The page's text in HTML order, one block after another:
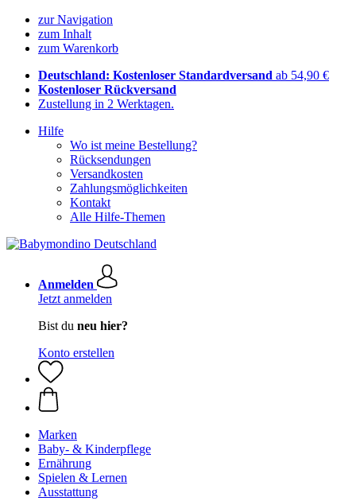
zur Navigation
zum Inhalt
zum Warenkorb
Deutschland: Kostenloser Standardversand ab 54,90 €
Kostenloser Rückversand
Zustellung in 2 Werktagen.
Hilfe
Wo ist meine Bestellung?
Rücksendungen
Versandkosten
Zahlungsmöglichkeiten
Kontakt
Alle Hilfe-Themen
Anmelden
Jetzt anmelden
Bist du neu hier?
Konto erstellen
Marken
Baby- & Kinderpflege
Ernährung
Spielen & Lernen
Ausstattung